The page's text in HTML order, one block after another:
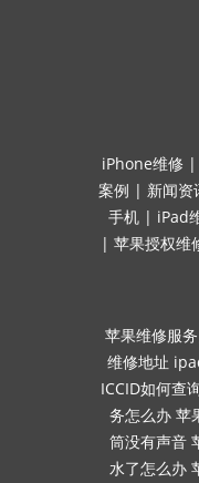
iPhone维修 |
案例 | 新闻资
手机 | iPad
| 苹果授权维
苹果维修服
维修地址
ICCID如何查
务怎么办 苹
筒没有声音
水了怎么办